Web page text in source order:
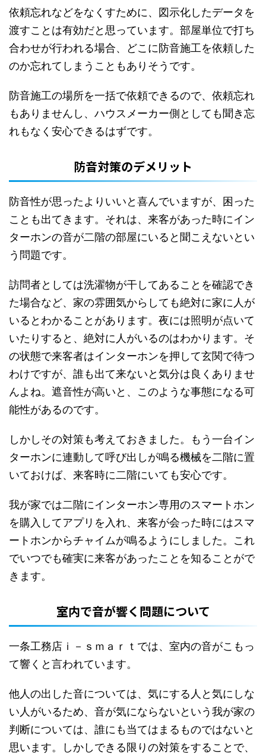
依頼忘れなどをなくすために、図示化したデータを
渡すことは有効だと思っています。部屋単位で打ち
合わせが行われる場合、どこに防音施工を依頼した
のか忘れてしまうこともありそうです。
防音施工の場所を一括で依頼できるので、依頼忘れ
もありませんし、ハウスメーカー側としても聞き忘
れもなく安心できるはずです。
防音対策のデメリット
防音性が思ったよりいいと喜んでいますが、困った
ことも出てきます。それは、来客があった時にイン
ターホンの音が二階の部屋にいると聞こえないとい
う問題です。
訪問者としては洗濯物が干してあることを確認でき
た場合など、家の雰囲気からしても絶対に家に人が
いるとわかることがあります。夜には照明が点いて
いたりすると、絶対に人がいるのはわかります。そ
の状態で来客者はインターホンを押して玄関で待つ
わけですが、誰も出て来ないと気分は良くありませ
んよね。遮音性が高いと、このような事態になる可
能性があるのです。
しかしその対策も考えておきました。もう一台イン
ターホンに連動して呼び出しが鳴る機械を二階に置
いておけば、来客時に二階にいても安心です。
我が家では二階にインターホン専用のスマートホン
を購入してアプリを入れ、来客が会った時にはスマ
ートホンからチャイムが鳴るようにしました。これ
でいつでも確実に来客があったことを知ることがで
きます。
室内で音が響く問題について
一条工務店ｉ－ｓｍａｒｔでは、室内の音がこもっ
て響くと言われています。
他人の出した音については、気にする人と気にしな
い人がいるため、音が気にならないという我が家の
判断については、誰にも当てはまるものではないと
思います。しかしできる限りの対策をすることで、